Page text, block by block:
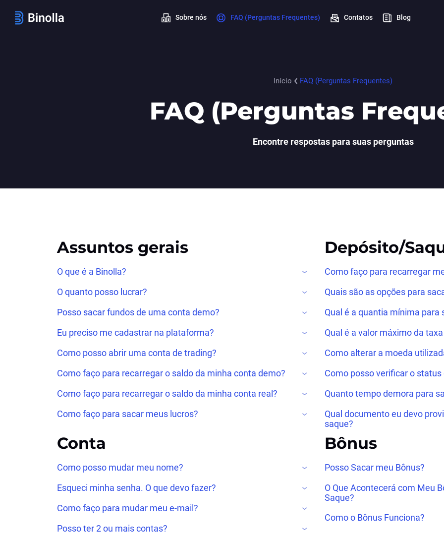
Sobre nós FAQ (Perguntas Frequentes) Contatos Blog
Início FAQ (Perguntas Frequentes)
FAQ (Perguntas
Encontre respostas para suas perguntas
Assuntos gerais
O que é a Binolla?
O quanto posso lucrar?
Posso sacar fundos de uma conta demo?
Eu preciso me cadastrar na plataforma?
Como posso abrir uma conta de trading?
Como faço para recarregar o saldo da minha conta demo?
Como faço para recarregar o saldo da minha conta real?
Como faço para sacar meus lucros?
Depósito/
Como faço para recarregar
Quais são as opções para
Qual é a quantia mínima para
Qual é a valor máximo da
Como alterar a moeda
Como posso verificar o
Quanto tempo demora para
Qual documento eu devo
saque?
Conta
Como posso mudar meu nome?
Esqueci minha senha. O que devo fazer?
Como faço para mudar meu e-mail?
Posso ter 2 ou mais contas?
Bônus
Posso Sacar meu Bônus?
O Que Acontecerá com Meu
Saque?
Como o Bônus Funciona?